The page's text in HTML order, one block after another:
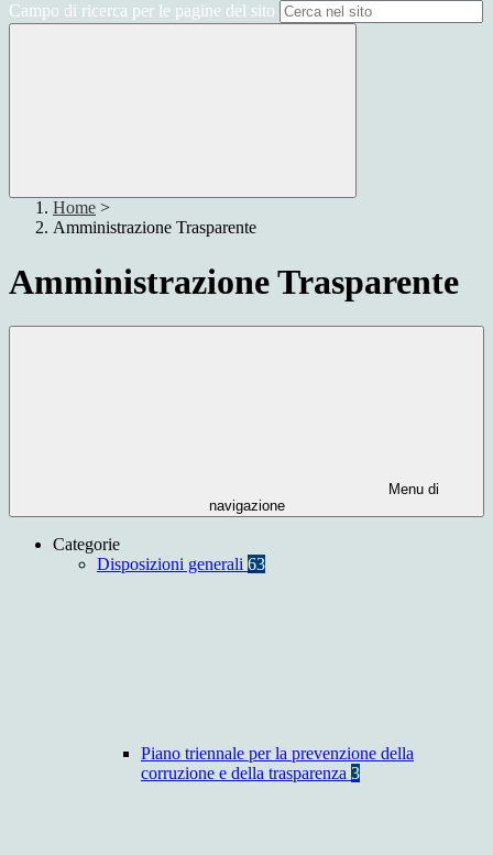
Campo di ricerca per le pagine del sito
Home >
Amministrazione Trasparente
Amministrazione Trasparente
Menu di
navigazione
Categorie
Disposizioni generali 63
Piano triennale per la prevenzione della
corruzione e della trasparenza 3